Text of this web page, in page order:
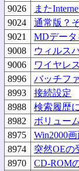
9026
また
9024
通常版？
9021
MDデータ
9008
ウィルス
9006
ワイヤレ
8996
バッチフ
8993
接続設定
8988
検索履歴
8982
ボリュー
8975
Win2000
8974
突然OEの
8970
CD-ROM